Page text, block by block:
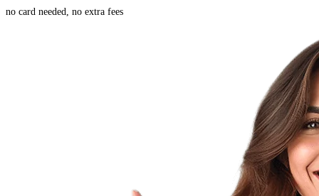
no card needed, no extra fees